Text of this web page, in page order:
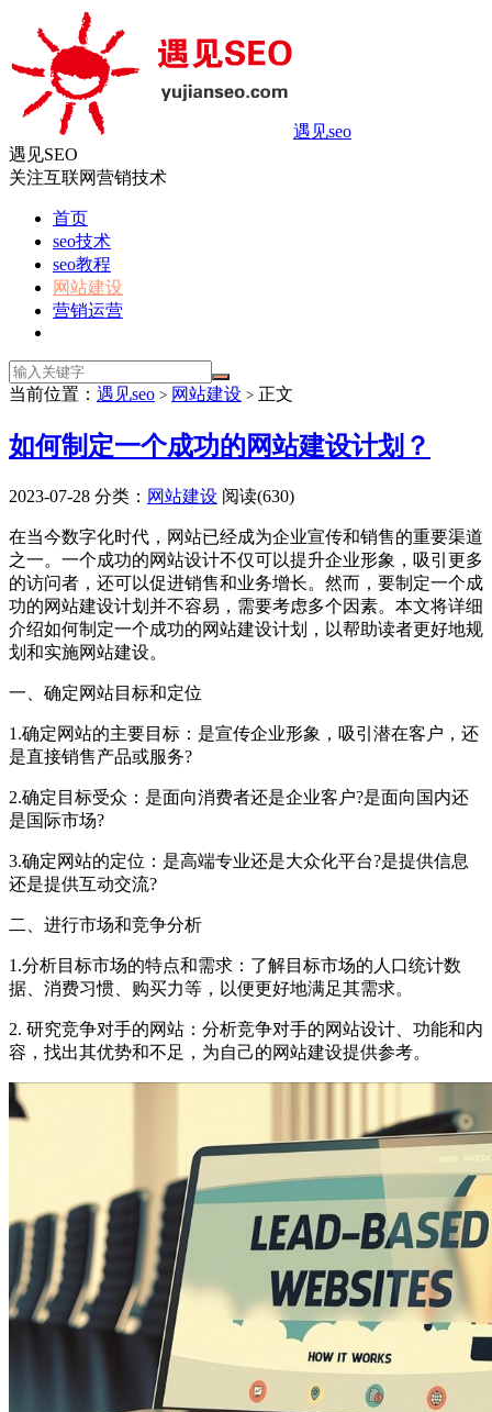
遇见seo
遇见SEO
关注互联网营销技术
首页
seo技术
seo教程
网站建设
营销运营
当前位置： 遇见seo > 网站建设 > 正文
如何制定一个成功的网站建设计划？
2023-07-28 分类： 网站建设 阅读(630)
在当今数字化时代，网站已经成为企业宣传和销售的重要渠道
之一。一个成功的网站设计不仅可以提升企业形象，吸引更多
的访问者，还可以促进销售和业务增长。然而，要制定一个成
功的网站建设计划并不容易，需要考虑多个因素。本文将详细
介绍如何制定一个成功的网站建设计划，以帮助读者更好地规
划和实施网站建设。
一、确定网站目标和定位
1.确定网站的主要目标：是宣传企业形象，吸引潜在客户，还
是直接销售产品或服务?
2.确定目标受众：是面向消费者还是企业客户?是面向国内还
是国际市场?
3.确定网站的定位：是高端专业还是大众化平台?是提供信息
还是提供互动交流?
二、进行市场和竞争分析
1.分析目标市场的特点和需求：了解目标市场的人口统计数
据、消费习惯、购买力等，以便更好地满足其需求。
2. 研究竞争对手的网站：分析竞争对手的网站设计、功能和内
容，找出其优势和不足，为自己的网站建设提供参考。